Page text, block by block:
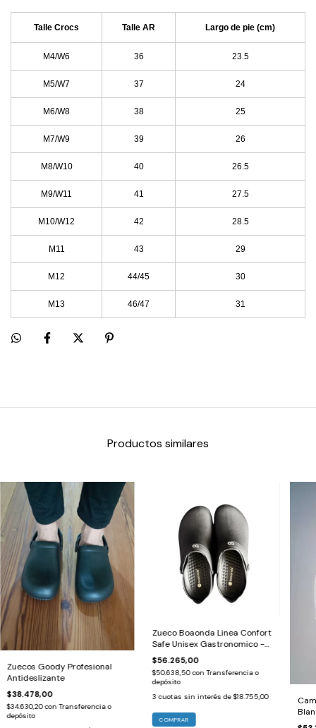
Talle Crocs Talle AR Largo de pie (cm)
M4/W6 36 23.5
M5/W7 37 24
M6/W8 38 25
M7/W9 39 26
M8/W10 40 26.5
M9/W11 41 27.5
M10/W12 42 28.5
M11 43 29
M12 44/45 30
M13 46/47 31
Productos similares
Zuecos Goody Profesional
Antideslizante
$38.478,00
$34.630,20con Transferencia o
depósito
Zueco Boaonda Linea Confort
Safe Unisex Gastronomico -
Hospitalario
$56.265,00
$50.638,50con Transferencia o
depósito
3 cuotas sin interés de$18.755,00
COMPRAR